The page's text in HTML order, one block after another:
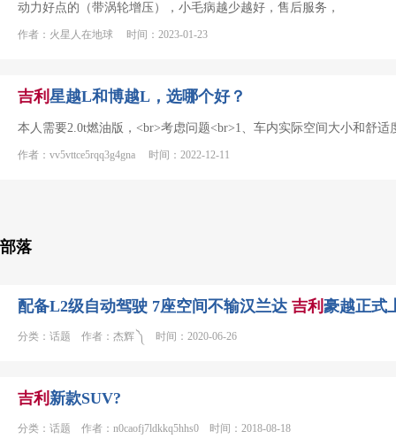
动力好点的（带涡轮增压），小毛病越少越好，售后服务，
作者：火星人在地球 时间：2023-01-23
吉利 星越L和博越L，选哪个好？
本人需要2.0t燃油版，<br>考虑问题<br>1、车内实际空间大小和舒
作者：vv5vttce5rqq3g4gna 时间：2022-12-11
部落
配备L2级自动驾驶 7座空间不输汉兰达 吉利 豪越正式
分类：话题 作者：杰辉 ༽ 时间：2020-06-26
吉利 新款SUV?
分类：话题 作者：n0caofj7ldkkq5hhs0 时间：2018-08-18